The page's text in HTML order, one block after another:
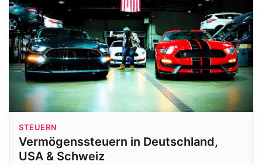
STEUERN
Vermögenssteuern in Deutschland,
USA & Schweiz